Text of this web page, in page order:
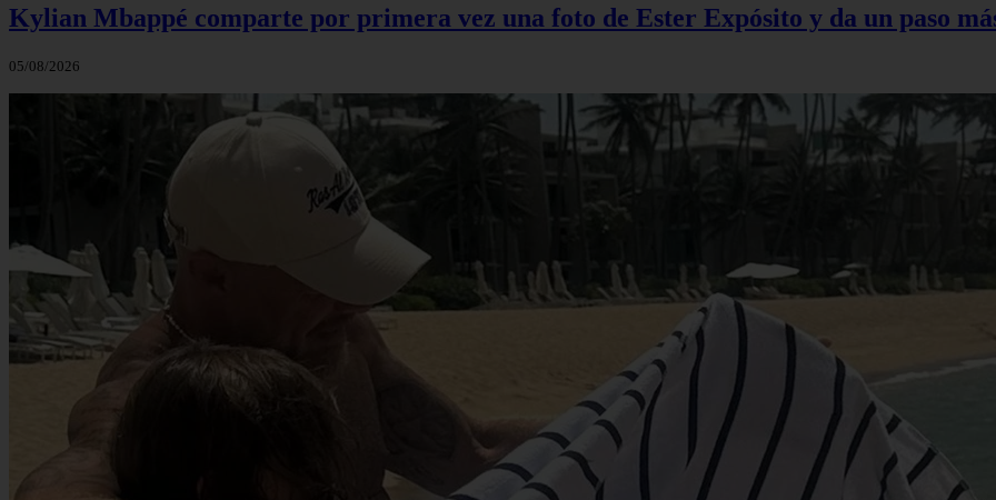
Kylian Mbappé comparte por primera vez una foto de Ester Expósito y da un paso
05/08/2026